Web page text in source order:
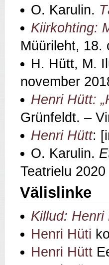
O. Karulin.
Kiirkohting:
Müürileht, 18.
H. Hütt, M.
november
Henri Hütt:
Grünfeldt. –
Henri Hütt:
O. Karulin.
Teatrielu 2020
Välislinke
Killud: Henri
Henri Hüti
Henri Hütt